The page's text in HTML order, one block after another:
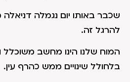
שכבר באותו יום נגמלה
להרגל זה.
המוח שלנו הינו מחשב משוכלל
בלחולל שינויים ממש כהרף עין.